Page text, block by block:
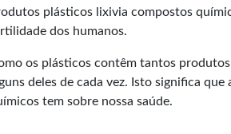
plásticos lixivia compostos
dos humanos.
os plásticos contêm tantos
deles de cada vez. Isto significa
tem sobre nossa saúde.